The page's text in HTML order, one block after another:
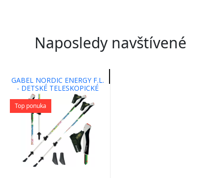
Naposledy navštívené
GABEL NORDIC ENERGY F.L.
- DETSKÉ TELESKOPICKÉ
PALICE PRE NORDIC
WALKING
Top ponuka